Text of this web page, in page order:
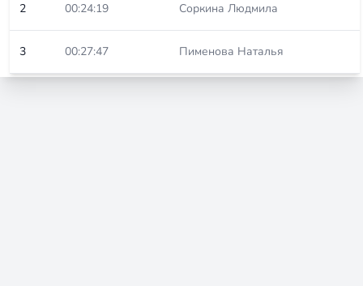
2 00:24:19 Соркина Людмила
3 00:27:47 Пименова Наталья